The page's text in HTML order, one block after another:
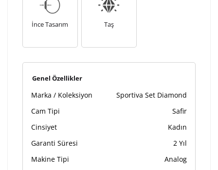
İnce Tasarım Taş
Genel Özellikler
Marka / Koleksiyon
Sportiva Set Diamond
Cam Tipi
Safir
Cinsiyet
Kadın
Garanti Süresi
2 Yıl
Makine Tipi
Analog